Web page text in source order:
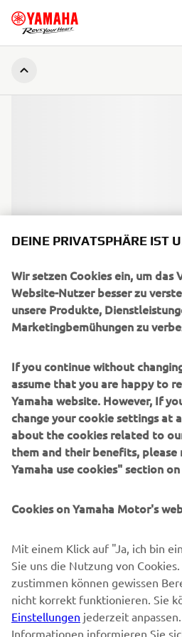
UNTERNEHMEN
B2B
MEHR YAMAHA
SUPPORT
DEINE PRIVATSPHÄRE IST
Wir setzen Cookies ein, um das
Website-Nutzer besser zu
unsere Produkte,
Marketingbemühungen zu
If you continue without
assume that you are happy to
Yamaha website. However, If
change your cookie settings at
about the cookies related to
them and their benefits, please
Yamaha use cookies" section
Cookies on Yamaha Motor's
Mit einem Klick auf "Ja, ich bin
Sie uns die Nutzung von
zustimmen können gewissen
nicht korrekt funktionieren. Sie
Einstellungen jederzeit
Informationen informieren Sie